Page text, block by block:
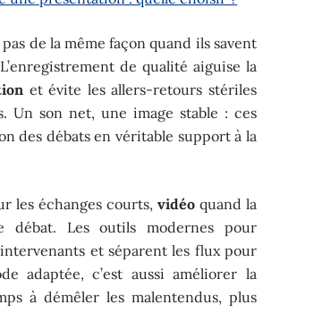
de la même façon quand ils savent
de qualité aiguise la
et évite les allers-retours stériles
Un son net, une image stable : ces
des débats en véritable support à la
les échanges courts, vidéoquand la
débat. Les outils modernes pour
et séparent les flux pour
adaptée, c’est aussi améliorer la
à démêler les malentendus, plus